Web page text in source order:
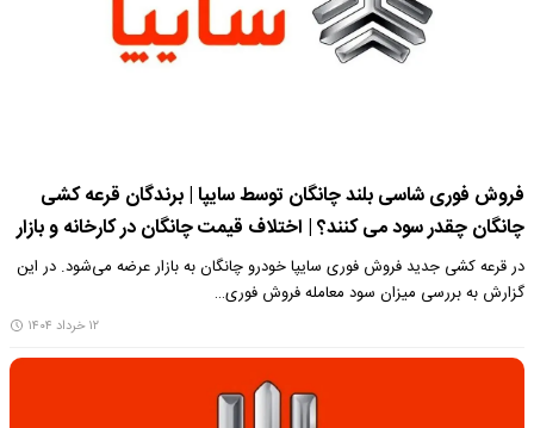
فروش فوری شاسی بلند چانگان توسط سایپا | برندگان قرعه کشی
چانگان چقدر سود می کنند؟ | اختلاف قیمت چانگان در کارخانه و بازار
در قرعه کشی جدید فروش فوری سایپا خودرو چانگان به بازار عرضه می‌شود. در این
گزارش به بررسی میزان سود معامله فروش فوری…
۱۲ خرداد ۱۴۰۴